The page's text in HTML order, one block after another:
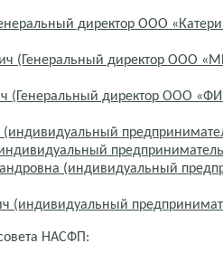
директор ООО
(Генеральный директор ООО
(Генеральный директор ООО
(индивидуальный
(индивидуальный
(индивидуальный
НАСФП: